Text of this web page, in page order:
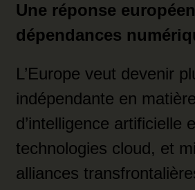
Une réponse
dépendances
L’Europe veut devenir
indépendante en matière
d’intelligence artificielle
technologies cloud, et
alliances